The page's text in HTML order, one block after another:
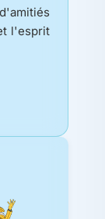
l'esprit